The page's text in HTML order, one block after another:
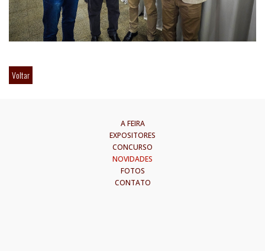
Voltar
A FEIRA
EXPOSITORES
CONCURSO
NOVIDADES
FOTOS
CONTATO